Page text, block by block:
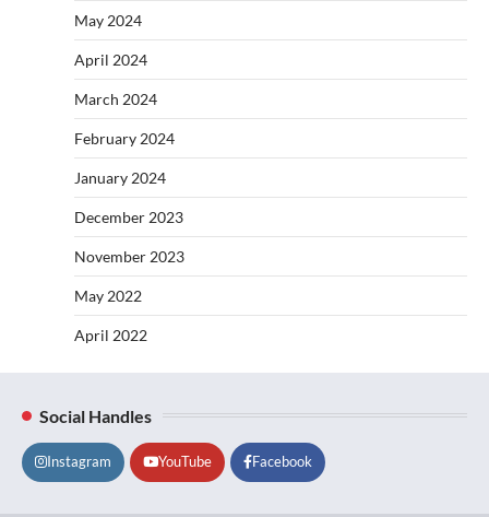
May 2024
April 2024
March 2024
February 2024
January 2024
December 2023
November 2023
May 2022
April 2022
Social Handles
Instagram YouTube Facebook